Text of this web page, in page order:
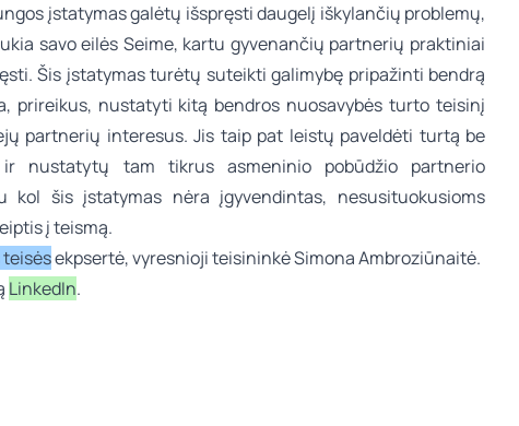
įstatymas galėtų išspręsti daugelį iškylančių problemų,
savo eilės Seime, kartu gyvenančių partnerių praktiniai
Šis įstatymas turėtų suteikti galimybę pripažinti bendrą
prireikus, nustatyti kitą bendros nuosavybės turto teisinį
partnerių interesus. Jis taip pat leistų paveldėti turtą be
ir nustatytų tam tikrus asmeninio pobūdžio partnerio
kol šis įstatymas nėra įgyvendintas, nesusituokusioms
į teismą.
teisėsekpsertė, vyresnioji teisininkėSimona Ambroziūnaitė.
LinkedIn.